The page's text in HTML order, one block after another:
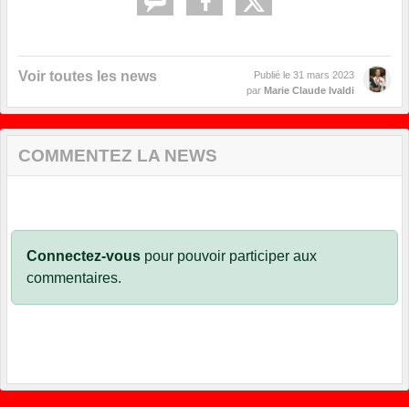
Voir toutes les news Publié le 31 mars 2023
par Marie Claude Ivaldi
COMMENTEZ LA NEWS
Connectez-vous pour pouvoir participer aux
commentaires.